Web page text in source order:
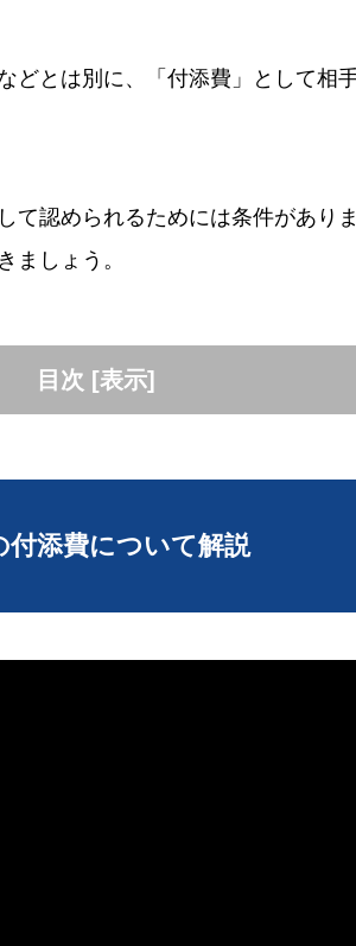
どとは別に、「付添費」として相
て認められるためには条件があり
ましょう。
目次 [表示]
付添費について解説